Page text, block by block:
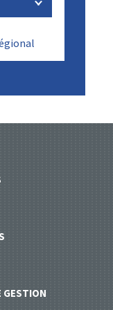
GESTION